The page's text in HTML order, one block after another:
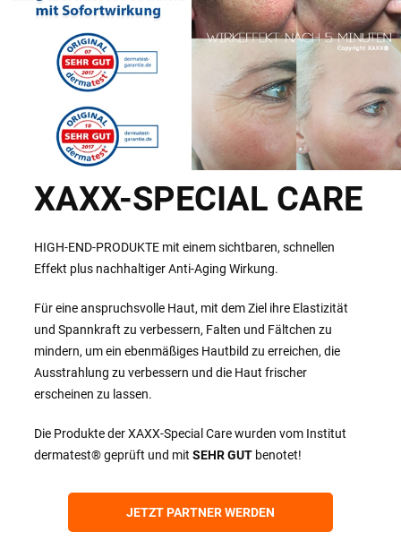
XAXX-SPECIAL CARE
HIGH-END-PRODUKTE mit einem sichtbaren, schnellen
Effekt plus nachhaltiger Anti-Aging Wirkung.
Für eine anspruchsvolle Haut, mit dem Ziel ihre Elastizität
und Spannkraft zu verbessern, Falten und Fältchen zu
mindern, um ein ebenmäßiges Hautbild zu erreichen, die
Ausstrahlung zu verbessern und die Haut frischer
erscheinen zu lassen.
Die Produkte der XAXX-Special Care wurden vom Institut
dermatest® geprüft und mitSEHR GUT benotet!
JETZT PARTNER WERDEN